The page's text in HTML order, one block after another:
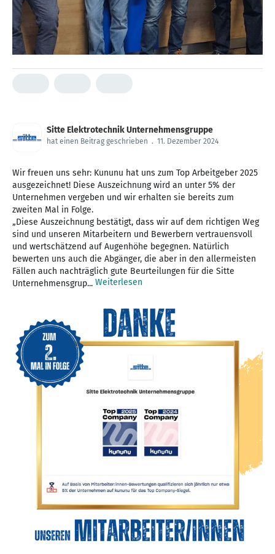
Sitte Elektrotechnik Unternehmensgruppe
hat einen Beitrag geschrieben . 11. Dezember 2024
Wir freuen uns sehr: Kununu hat uns zum Top Arbeitgeber 2025
ausgezeichnet! Diese Auszeichnung wird an unter 5% der
Unternehmen vergeben und wir erhalten sie bereits zum
zweiten Mal in Folge.
„Diese Auszeichnung bestätigt, dass wir auf dem richtigen Weg
sind und unseren Mitarbeitern und Bewerbern vertrauensvoll
und wertschätzend auf Augenhöhe begegnen. Natürlich
bewerten uns auch die Abgänger, die aber in den allermeisten
Fällen auch nachträglich gute Beurteilungen für die Sitte
Unternehmensgrup... Weiterlesen